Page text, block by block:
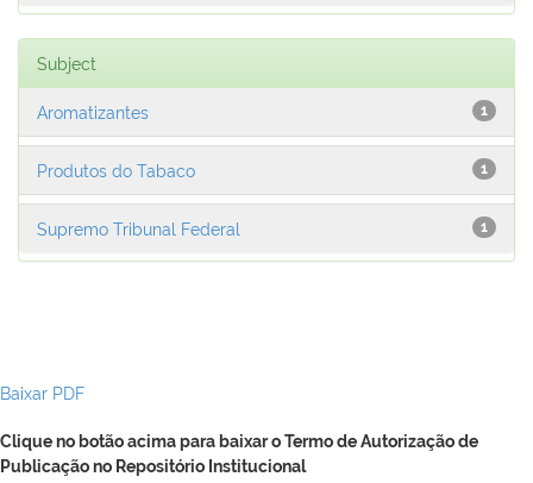
Subject
1
Aromatizantes
1
Produtos do Tabaco
1
Supremo Tribunal Federal
Baixar PDF
Clique no botão acima para baixar o Termo de Autorização de
Publicação no Repositório Institucional